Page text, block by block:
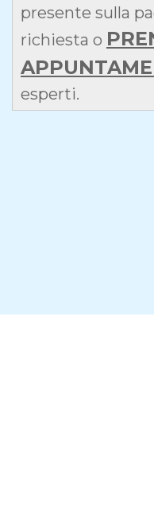
presente sulla
richiesta o
esperti.